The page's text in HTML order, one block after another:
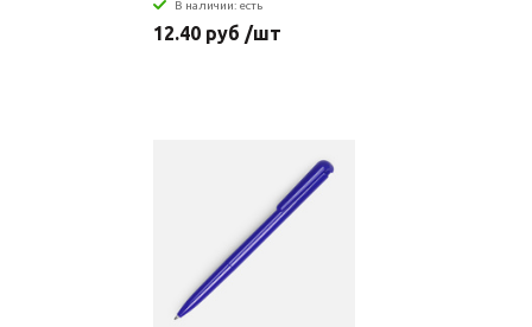
В наличии: есть
12.40 руб /шт